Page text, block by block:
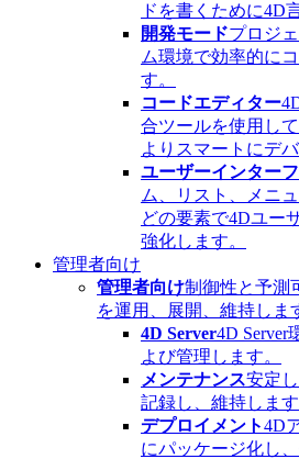
ドを書くために4D
開発モードプロジ
ム環境で効率的に
す。
コードエディター
合ツールを使用し
よりスマートにデ
ユーザーインター
ム、リスト、メニ
どの要素で4Dユー
強化します。
管理者向け
管理者向け制御性と予測
を運用、展開、維持しま
4D Server4D Server
よび管理します。
メンテナンス安定
記録し、維持します
デプロイメント4D
にパッケージ化し